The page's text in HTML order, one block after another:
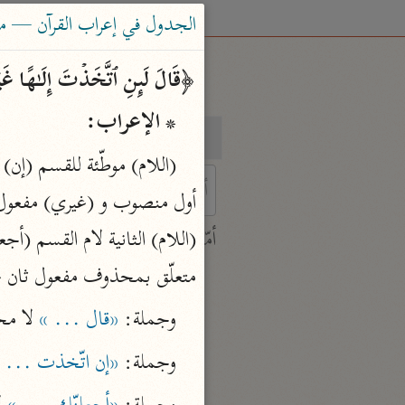
بحث
characters for results.
أمّهات
جامع البيان
نحو ٢٨ مجلدًا
تفسير القرآن العظيم
ابن كثير (٧٧٤ هـ)
الجدول في إعراب القرآن —
﴿قَالَ لَىِٕنِ ٱتَّخَذۡتَ
* الإعراب:
متعلّق بمحذوف مفعول ثان
وجملة: «قال ... » لا
وجملة: «إن اتّخذت ...